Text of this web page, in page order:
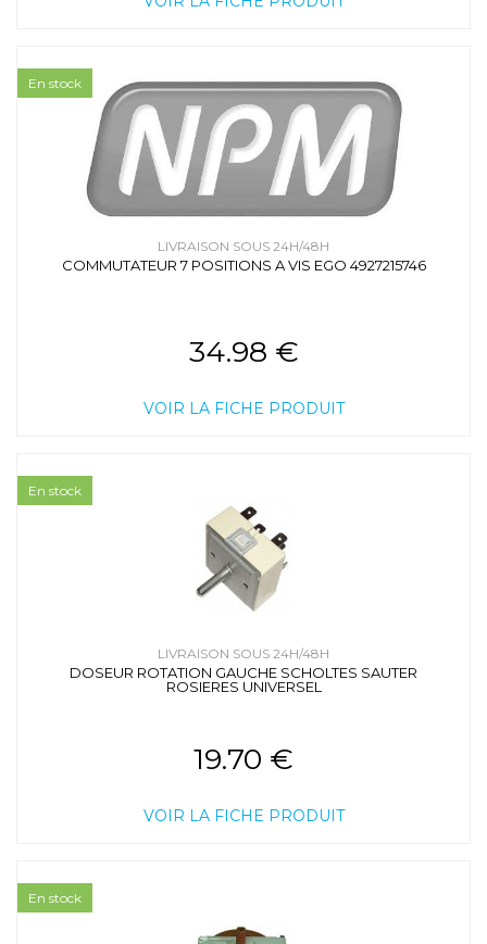
LIVRAISON SOUS 24H/48H
COMMUTATEUR 7 POSITIONS A VIS EGO 4927215746
34.98 €
VOIR LA FICHE PRODUIT
En stock
LIVRAISON SOUS 24H/48H
DOSEUR ROTATION GAUCHE SCHOLTES SAUTER
ROSIERES UNIVERSEL
19.70 €
VOIR LA FICHE PRODUIT
En stock
En stock